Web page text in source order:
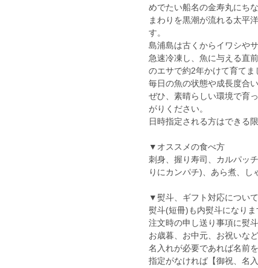
めでたい船名の金寿丸にち
まわりを黒潮が流れる太平
す。
島浦島は古くからイワシや
急速冷凍し、魚に与える直
のエサで約2年かけて育てま
毎日の魚の状態や成長度合
ぜひ、素晴らしい環境で育
がりください。
日時指定される方はできる
▼オススメの食べ方
刺身、握り寿司、カルパッ
りにカンパチ)、あら煮、し
▼熨斗、ギフト対応について
熨斗(短冊)も内熨斗になり
注文時の申し送り事項に熨
お歳暮、お中元、お祝いな
名入れが必要であれば名前
指定がなければ【御祝、名